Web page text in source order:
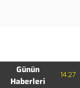
Günün
Haberleri
14:27